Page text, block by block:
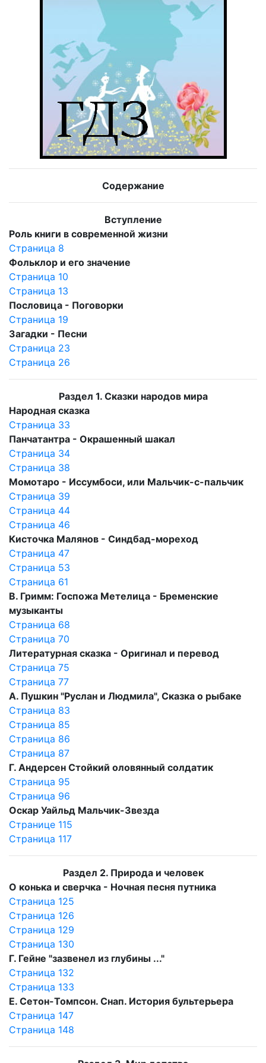
Содержание
Вступление
Роль книги в современной жизни
Страница 8
Фольклор и его значение
Страница 10
Страница 13
Пословица - Поговорки
Страница 19
Загадки - Песни
Страница 23
Страница 26
Раздел 1. Сказки народов мира
Народная сказка
Страница 33
Панчатантра - Окрашенный шакал
Страница 34
Страница 38
Момотаро - Иссумбоси, или Мальчик-с-пальчик
Страница 39
Страница 44
Страница 46
Кисточка Малянов - Синдбад-мореход
Страница 47
Страница 53
Страница 61
В. Гримм: Госпожа Метелица - Бременские
музыканты
Страница 68
Страница 70
Литературная сказка - Оригинал и перевод
Страница 75
Страница 77
А. Пушкин "Руслан и Людмила", Сказка о рыбаке
Страница 83
Страница 85
Страница 86
Страница 87
Г. Андерсен Стойкий оловянный солдатик
Страница 95
Страница 96
Оскар Уайльд Мальчик-Звезда
Странице 115
Страница 117
Раздел 2. Природа и человек
О конька и сверчка - Ночная песня путника
Страница 125
Страница 126
Страница 129
Страница 130
Г. Гейне "зазвенел из глубины ..."
Страница 132
Страница 133
Е. Сетон-Томпсон. Снап. История бультерьера
Страница 147
Страница 148